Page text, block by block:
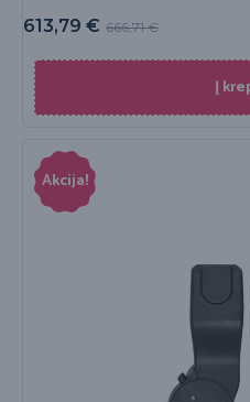
666,71€
613,79 €
Į
Akcija!